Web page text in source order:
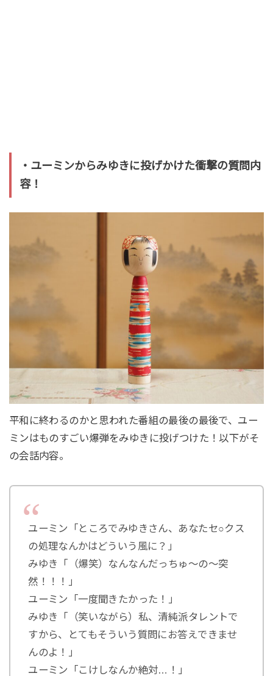
・ユーミンからみゆきに投げかけた衝撃の質問内
容！
平和に終わるのかと思われた番組の最後の最後で、ユー
ミンはものすごい爆弾をみゆきに投げつけた！以下がそ
の会話内容。
ユーミン「ところでみゆきさん、あなたセ○クス
の処理なんかはどういう風に？」
みゆき「（爆笑）なんなんだっちゅ〜の〜突
然！！！」
ユーミン「一度聞きたかった！」
みゆき「（笑いながら）私、清純派タレントで
すから、とてもそういう質問にお答えできませ
んのよ！」
ユーミン「こけしなんか絶対…！」